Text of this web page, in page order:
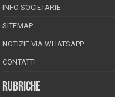
INFO SOCIETARIE
SITEMAP
NOTIZIE VIA WHATSAPP
CONTATTI
RUBRICHE